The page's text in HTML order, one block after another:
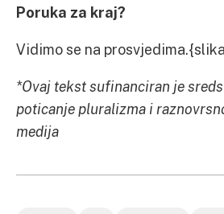
Poruka za kraj?
Vidimo se na
*Ovaj tekst sufinanciran je
poticanje pluralizma i
medija